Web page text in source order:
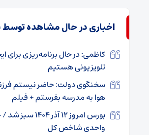
اخباری در حال مشاهده توسط
کاظمی: در حال برنامه‌ریزی برای
تلویزیونی هستیم
سخنگوی دولت: حاضر نیستم
هوا به مدرسه بفرستم + فیلم
واحدی شاخص کل